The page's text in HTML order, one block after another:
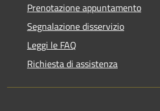
Prenotazione appuntamento
Segnalazione disservizio
Leggi le FAQ
Richiesta di assistenza